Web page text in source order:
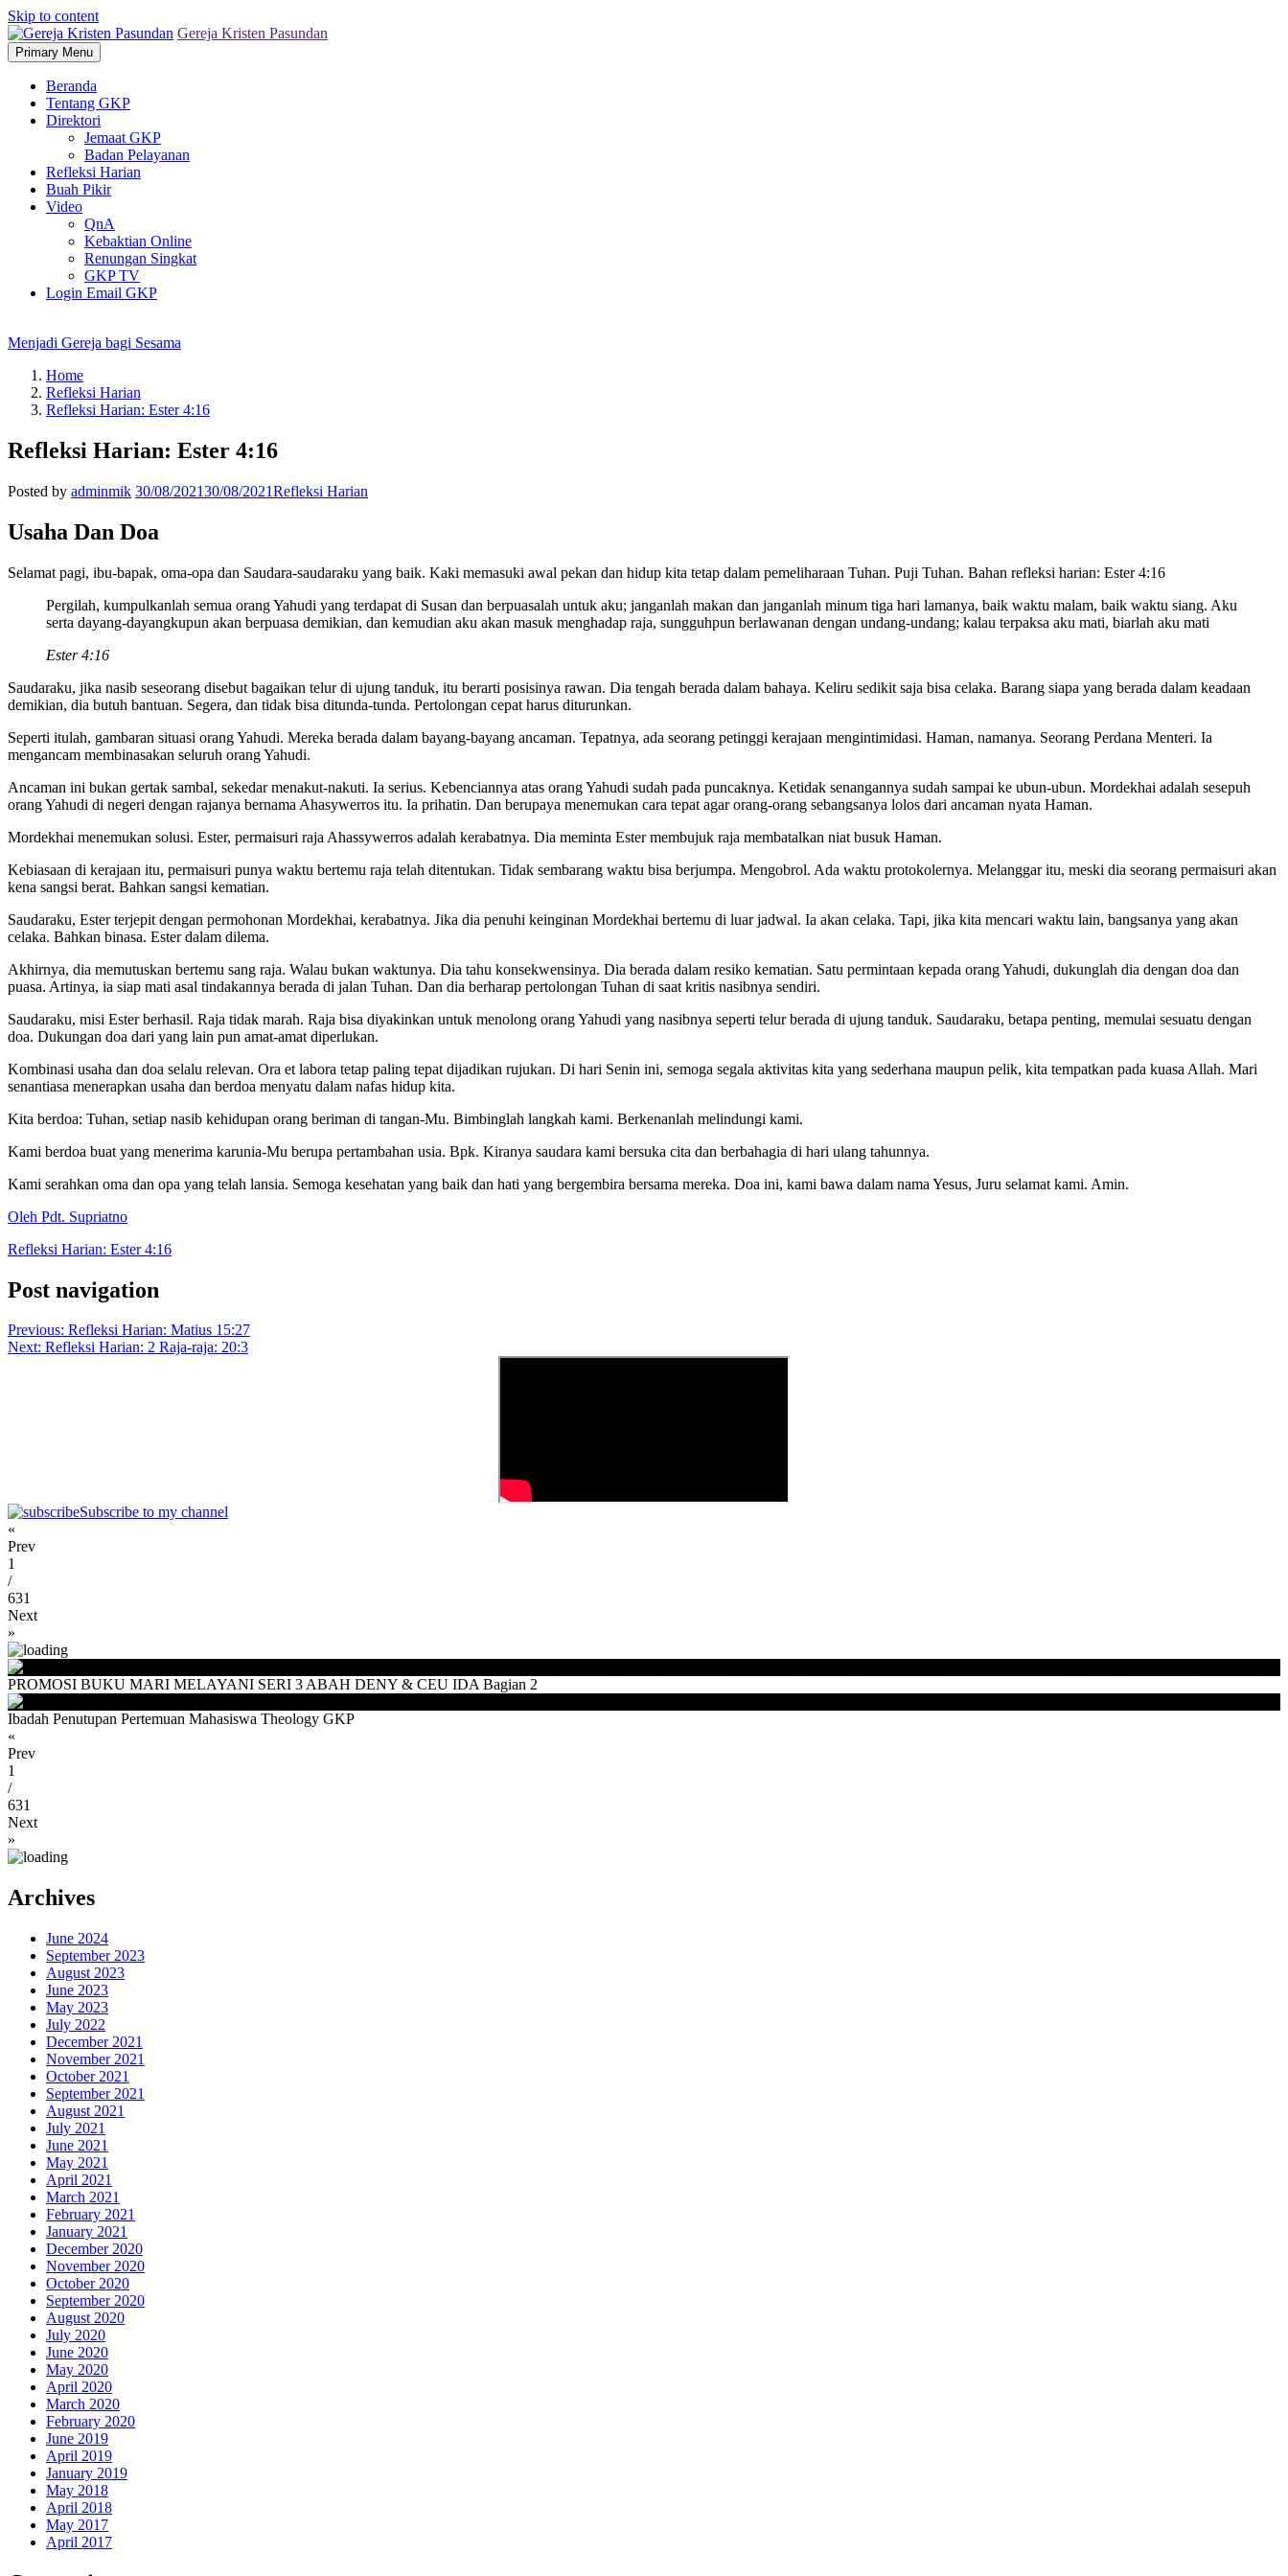
Skip to content
Gereja Kristen Pasundan
Primary Menu
Beranda
Tentang GKP
Direktori
Jemaat GKP
Badan Pelayanan
Refleksi Harian
Buah Pikir
Video
QnA
Kebaktian Online
Renungan Singkat
GKP TV
Login Email GKP
Menjadi Gereja bagi Sesama
Home
Refleksi Harian
Refleksi Harian: Ester 4:16
Refleksi Harian: Ester 4:16
Posted by adminmik 30/08/202130/08/2021Refleksi Harian
Usaha Dan Doa
Selamat pagi, ibu-bapak, oma-opa dan Saudara-saudaraku yang baik. Kaki memasuki awal pekan dan hidup kita tetap dalam pemeliharaan Tuhan. Puji Tuhan. Bahan refleksi harian: Ester 4:16
Pergilah, kumpulkanlah semua orang Yahudi yang terdapat di Susan dan berpuasalah untuk aku; janganlah makan dan janganlah minum tiga hari lamanya, baik waktu malam, baik waktu siang. Aku
serta dayang-dayangkupun akan berpuasa demikian, dan kemudian aku akan masuk menghadap raja, sungguhpun berlawanan dengan undang-undang; kalau terpaksa aku mati, biarlah aku mati
Ester 4:16
Saudaraku, jika nasib seseorang disebut bagaikan telur di ujung tanduk, itu berarti posisinya rawan. Dia tengah berada dalam bahaya. Keliru sedikit saja bisa celaka. Barang siapa yang berada dalam keadaan
demikian, dia butuh bantuan. Segera, dan tidak bisa ditunda-tunda. Pertolongan cepat harus diturunkan.
Seperti itulah, gambaran situasi orang Yahudi. Mereka berada dalam bayang-bayang ancaman. Tepatnya, ada seorang petinggi kerajaan mengintimidasi. Haman, namanya. Seorang Perdana Menteri. Ia
mengancam membinasakan seluruh orang Yahudi.
Ancaman ini bukan gertak sambal, sekedar menakut-nakuti. Ia serius. Kebenciannya atas orang Yahudi sudah pada puncaknya. Ketidak senangannya sudah sampai ke ubun-ubun. Mordekhai adalah sesepuh
orang Yahudi di negeri dengan rajanya bernama Ahasywerros itu. Ia prihatin. Dan berupaya menemukan cara tepat agar orang-orang sebangsanya lolos dari ancaman nyata Haman.
Mordekhai menemukan solusi. Ester, permaisuri raja Ahassywerros adalah kerabatnya. Dia meminta Ester membujuk raja membatalkan niat busuk Haman.
Kebiasaan di kerajaan itu, permaisuri punya waktu bertemu raja telah ditentukan. Tidak sembarang waktu bisa berjumpa. Mengobrol. Ada waktu protokolernya. Melanggar itu, meski dia seorang permaisuri akan
kena sangsi berat. Bahkan sangsi kematian.
Saudaraku, Ester terjepit dengan permohonan Mordekhai, kerabatnya. Jika dia penuhi keinginan Mordekhai bertemu di luar jadwal. Ia akan celaka. Tapi, jika kita mencari waktu lain, bangsanya yang akan
celaka. Bahkan binasa. Ester dalam dilema.
Akhirnya, dia memutuskan bertemu sang raja. Walau bukan waktunya. Dia tahu konsekwensinya. Dia berada dalam resiko kematian. Satu permintaan kepada orang Yahudi, dukunglah dia dengan doa dan
puasa. Artinya, ia siap mati asal tindakannya berada di jalan Tuhan. Dan dia berharap pertolongan Tuhan di saat kritis nasibnya sendiri.
Saudaraku, misi Ester berhasil. Raja tidak marah. Raja bisa diyakinkan untuk menolong orang Yahudi yang nasibnya seperti telur berada di ujung tanduk. Saudaraku, betapa penting, memulai sesuatu dengan
doa. Dukungan doa dari yang lain pun amat-amat diperlukan.
Kombinasi usaha dan doa selalu relevan. Ora et labora tetap paling tepat dijadikan rujukan. Di hari Senin ini, semoga segala aktivitas kita yang sederhana maupun pelik, kita tempatkan pada kuasa Allah. Mari
senantiasa menerapkan usaha dan berdoa menyatu dalam nafas hidup kita.
Kita berdoa: Tuhan, setiap nasib kehidupan orang beriman di tangan-Mu. Bimbinglah langkah kami. Berkenanlah melindungi kami.
Kami berdoa buat yang menerima karunia-Mu berupa pertambahan usia. Bpk. Kiranya saudara kami bersuka cita dan berbahagia di hari ulang tahunnya.
Kami serahkan oma dan opa yang telah lansia. Semoga kesehatan yang baik dan hati yang bergembira bersama mereka. Doa ini, kami bawa dalam nama Yesus, Juru selamat kami. Amin.
Oleh Pdt. Supriatno
Refleksi Harian: Ester 4:16
Post navigation
Previous: Refleksi Harian: Matius 15:27
Next: Refleksi Harian: 2 Raja-raja: 20:3
Subscribe to my channel
«
Prev
1
/
631
Next
»
PROMOSI BUKU MARI MELAYANI SERI 3 ABAH DENY & CEU IDA Bagian 2
Ibadah Penutupan Pertemuan Mahasiswa Theology GKP
«
Prev
1
/
631
Next
»
Archives
June 2024
September 2023
August 2023
June 2023
May 2023
July 2022
December 2021
November 2021
October 2021
September 2021
August 2021
July 2021
June 2021
May 2021
April 2021
March 2021
February 2021
January 2021
December 2020
November 2020
October 2020
September 2020
August 2020
July 2020
June 2020
May 2020
April 2020
March 2020
February 2020
June 2019
April 2019
January 2019
May 2018
April 2018
May 2017
April 2017